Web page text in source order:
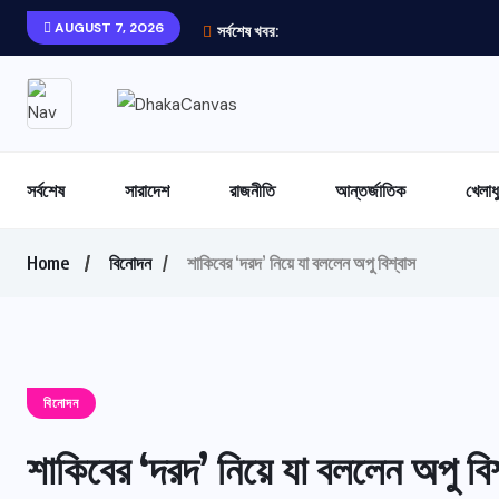
AUGUST 7, 2026 সর্বশেষ খবর:
সর্বশেষ সারাদেশ রাজনীতি আন্তর্জাতিক
Home বিনোদন শাকিবের ‘দরদ’ নিয়ে যা বললেন অপু বিশ্বাস
বিনোদন
শাকিবের ‘দরদ’ নিয়ে যা বললেন অপু